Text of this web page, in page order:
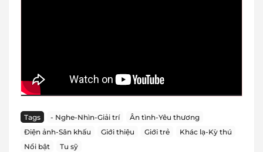
Tags - Nghe-Nhìn-Giải trí
Ân tình-Yêu thương
Điện ảnh-Sân khấu
Giới thiệu Giới trẻ
Khác lạ-Kỳ thú
Nổi bật
Tu sỹ